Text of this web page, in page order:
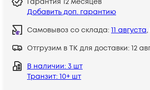
Добавить доп. гарантию
Самовывоз со склада: 11 августа
Отгрузим в ТК для доставки: 12
В наличии: 3 шт
Транзит: 10+ шт